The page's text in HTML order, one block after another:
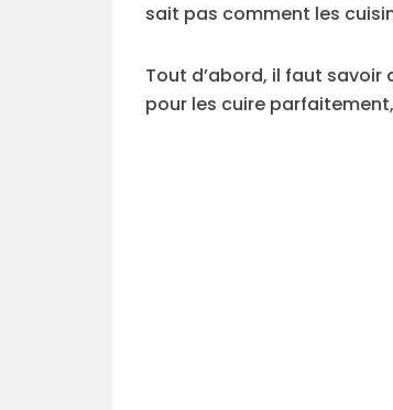
sait pas comment les
Tout d’abord, il faut
pour les cuire